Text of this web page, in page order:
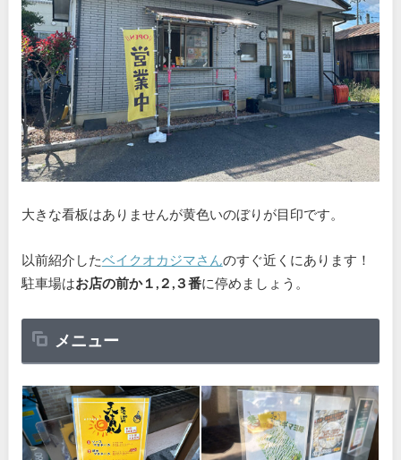
大きな看板はありませんが黄色いのぼりが目印です。
以前紹介したベイクオカジマさん のすぐ近くにあります！
駐車場はお店の前か１,２,３番に停めましょう。
メニュー